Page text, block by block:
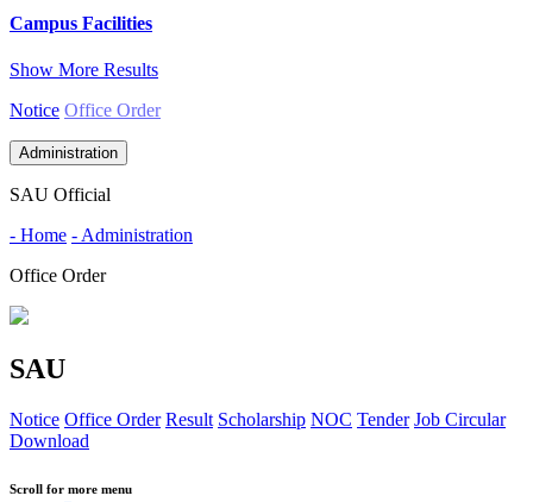
Campus Facilities
Show More Results
Notice Office Order
Administration
SAU Official
- Home - Administration
Office Order
SAU
Notice Office Order Result Scholarship NOC Tender Job Circular
Download
Scroll for more menu